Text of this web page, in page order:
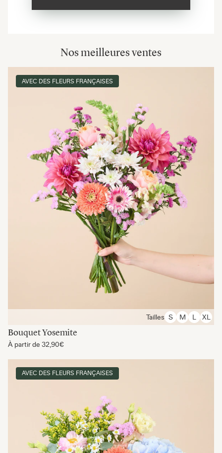
Nos meilleures ventes
AVEC DES FLEURS FRANÇAISES
Tailles S M XL
Bouquet Yosemite
À partir de 32,90€
AVEC DES FLEURS FRANÇAISES